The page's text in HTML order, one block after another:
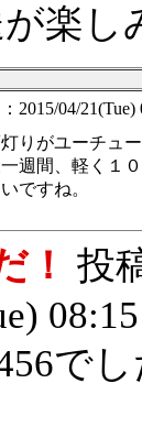
楽し
2015/04/
りがユーチュ
週間、軽く１
ですね。
！ 投
で